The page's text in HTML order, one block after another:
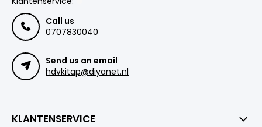
Call us
0707830040
Send us an email
hdvkitap@diyanet.nl
KLANTENSERVICE